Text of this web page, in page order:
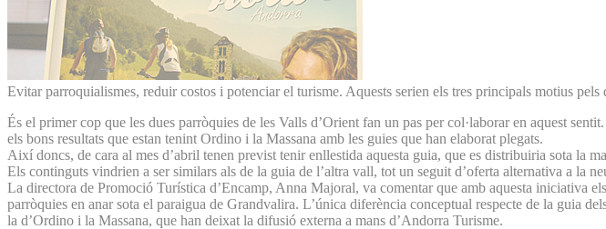
Evitar parroquialismes, reduir costos i potenciar el turisme. Aquests serien els tres principals motius
És el primer cop que les dues parròquies de les Valls d’Orient fan un pas per col·laborar en aquest
els bons resultats que estan tenint Ordino i la Massana amb les guies que han elaborat plegats.
Així doncs, de cara al mes d’abril tenen previst tenir enllestida aquesta guia, que es distribuiria sota la
Els continguts vindrien a ser similars als de la guia de l’altra vall, tot un seguit d’oferta alternativa a la
La directora de Promoció Turística d’Encamp, Anna Majoral, va comentar que amb aquesta iniciativa
parròquies en anar sota el paraigua de Grandvalira. L’única diferència conceptual respecte de la guia
la d’Ordino i la Massana, que han deixat la difusió externa a mans d’Andorra Turisme.